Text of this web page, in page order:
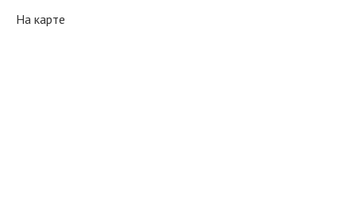
На карте